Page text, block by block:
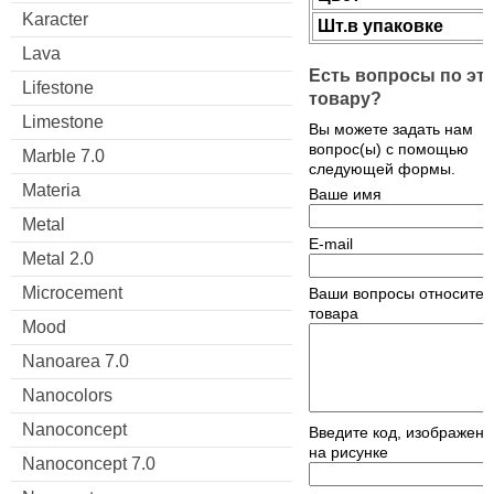
Karacter
Lava
Lifestone
Limestone
Marble 7.0
Materia
Metal
Metal 2.0
Microcement
Mood
Nanoarea 7.0
Nanocolors
Nanoconcept
Nanoconcept 7.0
Шт.в упаковке
Есть вопросы по
товару?
Вы можете задать нам
вопрос(ы) с помощью
следующей формы.
Ваше имя
E-mail
Ваши вопросы
товара
Введите код,
на рисунке